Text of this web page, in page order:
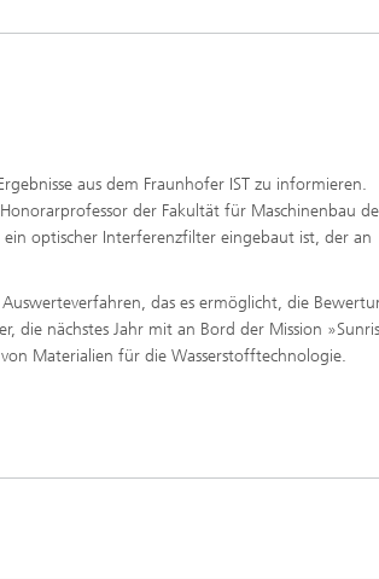
aus dem Fraunhofer IST zu informieren.
der Fakultät für Maschinenbau
ein optischer Interferenzfilter eingebaut ist, der an
das es ermöglicht, die
die nächstes Jahr mit an Bord der Mission
Materialien für die Wasserstofftechnologie.